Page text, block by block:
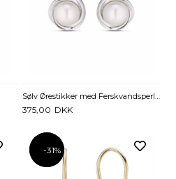
Sølv Ørestikker med Ferskvandsperler
375,00 DKK
-31%
-31%